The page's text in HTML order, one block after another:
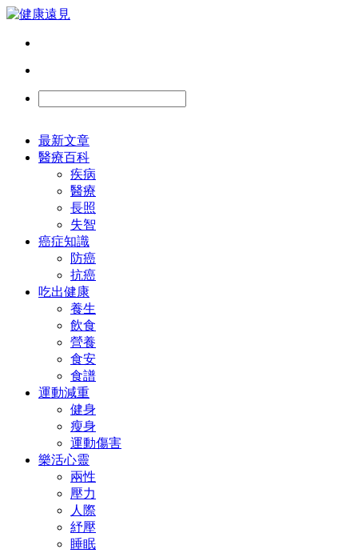
最新文章
醫療百科
疾病
醫療
長照
失智
癌症知識
防癌
抗癌
吃出健康
養生
飲食
營養
食安
食譜
運動減重
健身
瘦身
運動傷害
樂活心靈
兩性
壓力
人際
紓壓
睡眠